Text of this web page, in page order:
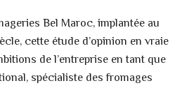
Bel Maroc, implantée au
cette étude d’opinion en vraie
de l’entreprise en tant que
spécialiste des fromages